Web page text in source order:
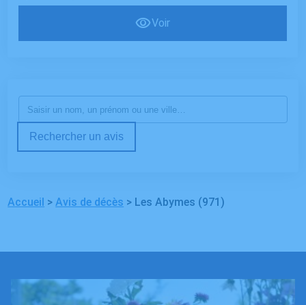
Voir
Rechercher un avis
Accueil >Avis de décès > Les Abymes (971)